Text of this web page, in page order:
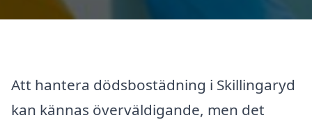
Att hantera dödsbostädning i Skillingaryd
kan kännas överväldigande, men det